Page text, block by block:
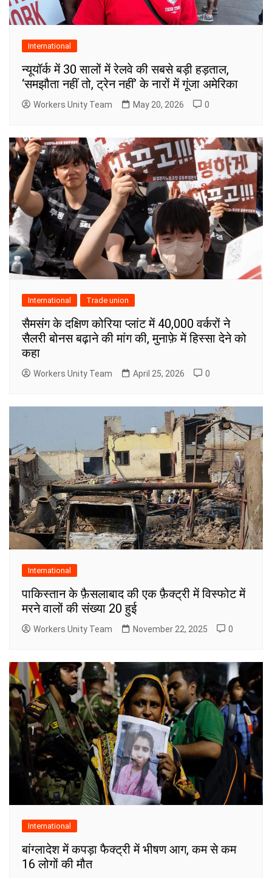
International
न्यूयॉर्क में 30 सालों में रेलवे की सबसे बड़ी हड़ताल,
‘समझौता नहीं तो, ट्रेन नहीं’ के नारों में गूंजा अमेरिका
Workers Unity Team May 20, 2026 0
International Trade union
सैमसंग के दक्षिण कोरिया प्लांट में 40,000 वर्करों ने
सैलरी बोनस बढ़ाने की मांग की, मुनाफ़े में हिस्सा देने को
कहा
Workers Unity Team April 25, 2026 0
International
पाकिस्तान के फ़ैसलाबाद की एक फ़ैक्ट्री में विस्फोट में
मरने वालों की संख्या 20 हुई
Workers Unity Team November 22, 2025 0
International
बांग्लादेश में कपड़ा फैक्ट्री में भीषण आग, कम से कम
16 लोगों की मौत